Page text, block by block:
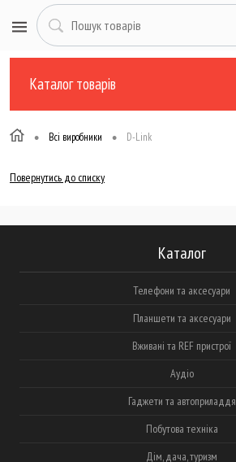
Каталог товарів
• Всі виробники • D-Link
Повернутись до списку
Каталог
Телефони та аксесуари
Планшети та аксесуари
Вживані та REF пристрої
Аудіо
Гаджети та автоприладдя
Побутова техніка
Дім, дача, туризм